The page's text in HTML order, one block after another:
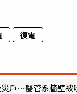
復電
戶…醫管系牆壁被